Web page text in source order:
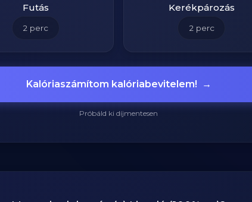
Futás
2 perc
Kerékpározás
2 perc
Kalóriaszámítom kalóriabevitelem! →
Próbáld ki díjmentesen